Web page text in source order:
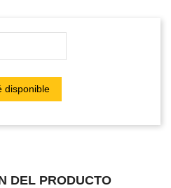
DEL PRODUCTO